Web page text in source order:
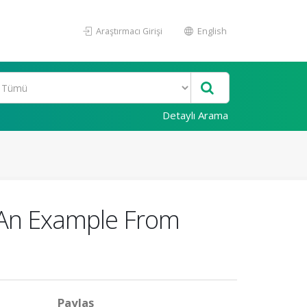
Araştırmacı Girişi English
Detaylı Arama
Example From
Paylaş